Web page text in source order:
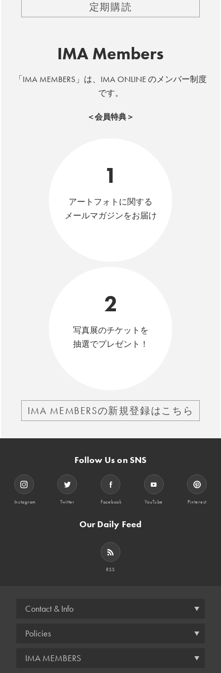
定期購読
IMA Members
「IMA MEMBERS」は、IMA ONLINE のメンバー制度
です。
＜会員特典＞
1
アートフォトに関する
メールマガジンをお届け
2
写真展のチケットを
抽選でプレゼント！
IMA MEMBERSの新規登録はこちら
Follow Us on SNS
Instagram Twitter Facebook YouTube Pinterest
Our Daily Feed
RSS
Contact & Info
Policies
IMA MEMBERS